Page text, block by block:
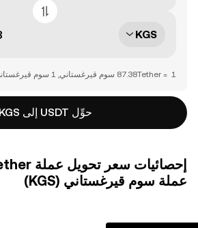
KGS
حوِّل USDT إلى KGS
عملة ‏سوم قيرغستاني (‏KGS)